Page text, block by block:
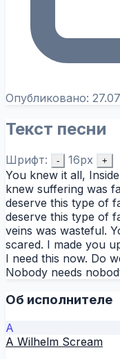
Опубликовано:
Текст песни
Шрифт: - 16px +
You knew it all,
knew suffering was
deserve this type of
deserve this type of
veins was wasteful.
scared. I made you
I need this now. Do
Nobody needs
Об исполнителе
A
A Wilhelm Scream